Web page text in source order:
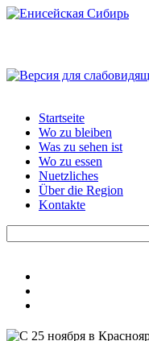
Startseite
Wo zu bleiben
Was zu sehen ist
Wo zu essen
Nuetzliches
Über die Region
Kontakte